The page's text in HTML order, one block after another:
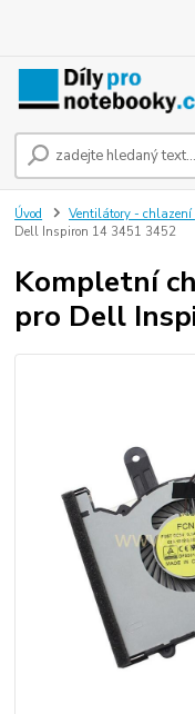
Úvod Ventilátory - chlazení
Dell Inspiron 14 3451 3452
Kompletní
pro Dell